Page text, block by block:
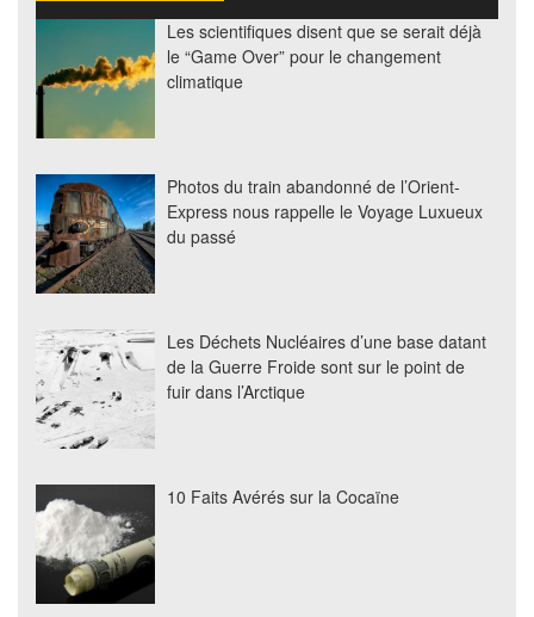
Les scientifiques disent que se serait déjà
le “Game Over” pour le changement
climatique
Photos du train abandonné de l’Orient-
Express nous rappelle le Voyage Luxueux
du passé
Les Déchets Nucléaires d’une base datant
de la Guerre Froide sont sur le point de
fuir dans l’Arctique
10 Faits Avérés sur la Cocaïne